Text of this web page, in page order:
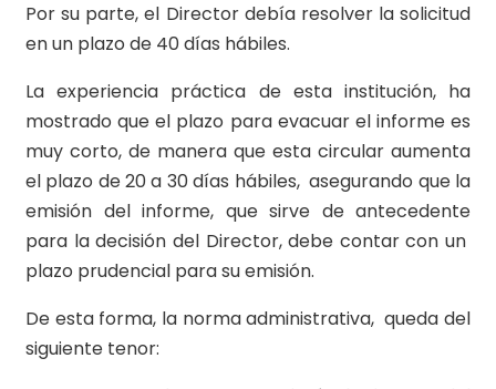
Por su parte, el Director debía resolver la solicitud
en un plazo de 40 días hábiles.
La experiencia práctica de esta institución, ha
mostrado que el plazo para evacuar el informe es
muy corto, de manera que esta circular aumenta
el plazo de 20 a 30 días hábiles, asegurando que la
emisión del informe, que sirve de antecedente
para la decisión del Director, debe contar con un
plazo prudencial para su emisión.
De esta forma, la norma administrativa, queda del
siguiente tenor: